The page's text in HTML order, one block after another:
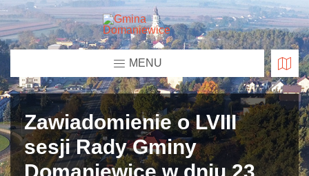
MENU
Zawiadomienie o LVIII
sesji Rady Gminy